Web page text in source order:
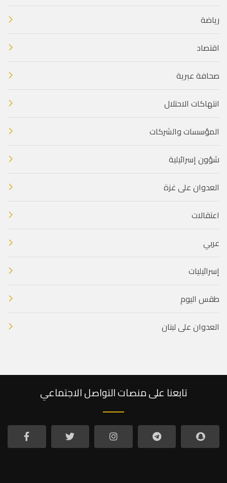
رياضة
اقتصاد
صحافة عبرية
انتهاكات الاحتلال
المؤسسات والشركات
شؤون إسرائيلية
العدوان على غزة
اعتقالات
عربي
إسرائيليات
طقس اليوم
العدوان على لبنان
تابعنا على منصات التواصل الاجتماعي